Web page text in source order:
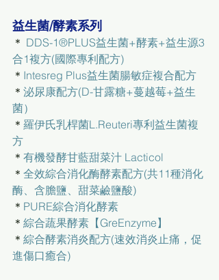
益生菌/酵素系列
＊ DDS-1®PLUS益生菌+酵素+益生源3
合1複方(國際專利配方)
＊ Intesreg Plus益生菌腸敏症複合配方
＊ 泌尿康配方(D-甘露糖+蔓越莓+益生
菌）
＊ 羅伊氏乳桿菌L.Reuteri專利益生菌複
方
＊ 有機發酵甘藍甜菜汁 Lacticol
＊ 全效綜合消化酶酵素配方(共11種消化
酶、含膽鹽、甜菜鹼鹽酸)
＊ PURE綜合消化酵素
＊ 綜合蔬果酵素【GreEnzyme】
＊ 綜合酵素消炎配方(速效消炎止痛，促
進傷口癒合)